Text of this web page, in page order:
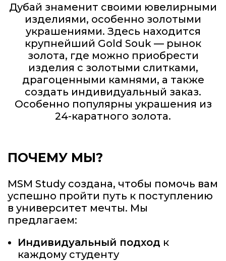
Дубай знаменит своими ювелирными
изделиями, особенно золотыми
украшениями. Здесь находится
крупнейший Gold Souk — рынок
золота, где можно приобрести
изделия с золотыми слитками,
драгоценными камнями, а также
создать индивидуальный заказ.
Особенно популярны украшения из
24-каратного золота.
ПОЧЕМУ МЫ?
MSM Study создана, чтобы помочь вам
успешно пройти путь к поступлению
в университет мечты. Мы
предлагаем:
Индивидуальный подход к
каждому студенту